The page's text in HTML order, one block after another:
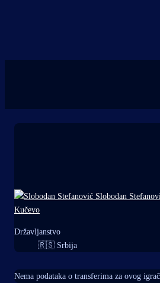
Slobodan
Kučevo
Državljanstvo
🇷🇸 Srbija
Nema podataka o transferima za ovog